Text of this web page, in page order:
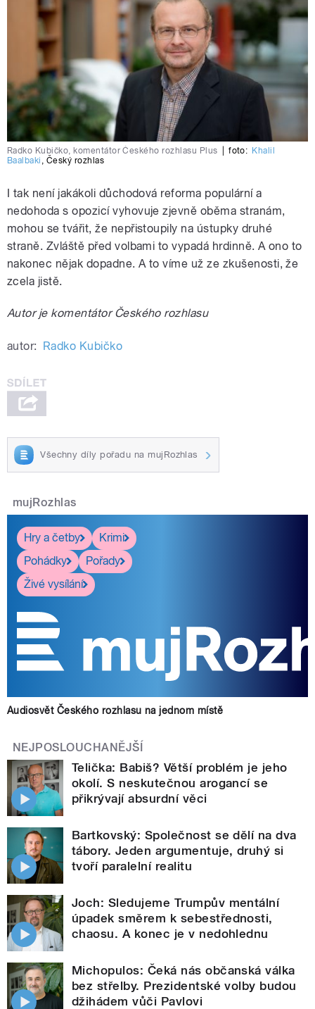
Radko Kubičko, komentátor Českého rozhlasu Plus foto: Khalil
Baalbaki , Český rozhlas
I tak není jakákoli důchodová reforma populární a
nedohoda s opozicí vyhovuje zjevně oběma stranám,
mohou se tvářit, že nepřistoupily na ústupky druhé
straně. Zvláště před volbami to vypadá hrdinně. A ono to
nakonec nějak dopadne. A to víme už ze zkušenosti, že
zcela jistě.
Autor je komentátor Českého rozhlasu
autor: Radko Kubičko
Všechny díly pořadu na mujRozhlas
mujRozhlas
Hry a četby
Krimi
Pohádky
Pořady
Živé vysílání
Audiosvět Českého rozhlasu na jednom místě
NEJPOSLOUCHANĚJŠÍ
Telička: Babiš? Větší problém je jeho
okolí. S neskutečnou arogancí se
přikrývají absurdní věci
Bartkovský: Společnost se dělí na dva
tábory. Jeden argumentuje, druhý si
tvoří paralelní realitu
Joch: Sledujeme Trumpův mentální
úpadek směrem k sebestřednosti,
chaosu. A konec je v nedohlednu
Michopulos: Čeká nás občanská válka
bez střelby. Prezidentské volby budou
džihádem vůči Pavlovi